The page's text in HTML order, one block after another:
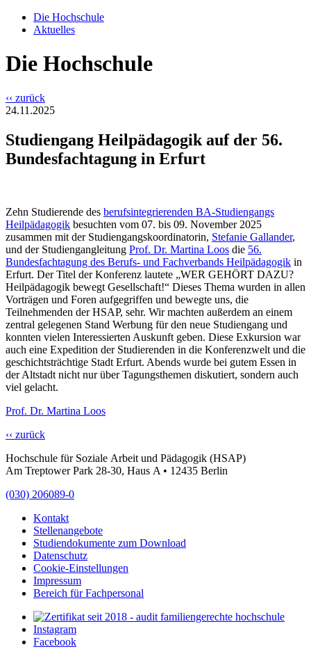
Die Hochschule
Aktuelles
Die Hochschule
‹‹ zurück
24.11.2025
Studiengang Heilpädagogik auf der 56.
Bundesfachtagung in Erfurt
Zehn Studierende des berufsintegrierenden BA-Studiengangs
Heilpädagogik besuchten vom 07. bis 09. November 2025
zusammen mit der Studiengangskoordinatorin, Stefanie Gallander,
und der Studiengangleitung Prof. Dr. Martina Loos die 56.
Bundesfachtagung des Berufs- und Fachverbands Heilpädagogik in
Erfurt. Der Titel der Konferenz lautete „WER GEHÖRT DAZU?
Heilpädagogik bewegt Gesellschaft!“ Dieses Thema wurden in allen
Vorträgen und Foren aufgegriffen und bewegte uns, die
Teilnehmenden der HSAP, sehr. Wir machten außerdem an einem
zentral gelegenen Stand Werbung für den neue Studiengang und
konnten vielen Interessierten Auskunft geben. Diese Exkursion war
auch eine Expedition der Studierenden in die Konferenzwelt und die
geschichtsträchtige Stadt Erfurt. Abends wurde bei gutem Essen in
der Altstadt nicht nur über Tagungsthemen diskutiert, sondern auch
viel gelacht.
Prof. Dr. Martina Loos
‹‹ zurück
Hochschule für Soziale Arbeit und Pädagogik (HSAP)
Am Treptower Park 28-30, Haus A • 12435 Berlin
(030) 206089-0
Kontakt
Stellenangebote
Studiendokumente zum Download
Datenschutz
Cookie-Einstellungen
Impressum
Bereich für Fachpersonal
Instagram
Facebook